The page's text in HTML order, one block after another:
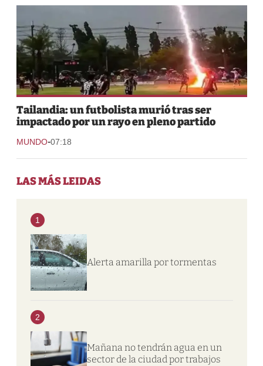
Tailandia: un futbolista murió tras ser
impactado por un rayo en pleno partido
MUNDO-07:18
LAS MÁS LEIDAS
1
Alerta amarilla por tormentas
2
Mañana no tendrán agua en un
sector de la ciudad por trabajos